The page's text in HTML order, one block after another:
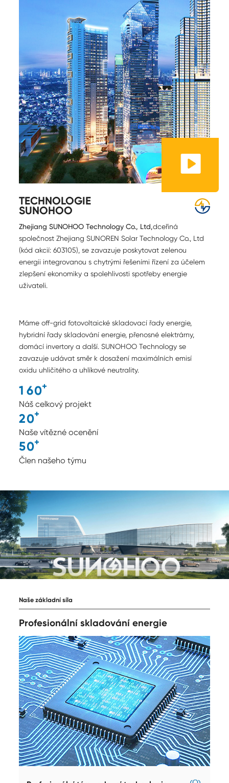
TECHNOLOGIE
SUNOHOO
Zhejiang SUNOHOO Technology Co., Ltd,dceřiná
společnost Zhejiang SUNOREN Solar Technology Co., Ltd
(kód akcií: 603105), se zavazuje poskytovat zelenou
energii integrovanou s chytrými řešeními řízení za účelem
zlepšení ekonomiky a spolehlivosti spotřeby energie
uživateli.
Máme off-grid fotovoltaické skladovací řady energie,
hybridní řady skladování energie, přenosné elektrárny,
domácí invertory a další. SUNOHOO Technology se
zavazuje udávat směr k dosažení maximálních emisí
oxidu uhličitého a uhlíkové neutrality.
1 60+
Náš celkový projekt
20+
Naše vítězné ocenění
50+
Člen našeho týmu
Naše základní síla
Profesionální skladování energie